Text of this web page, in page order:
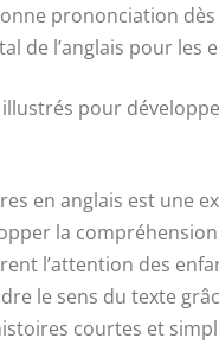
prononciation
de l’anglais pour les
pour
en anglais est une
la compréhension
l’attention des
le sens du texte
courtes et